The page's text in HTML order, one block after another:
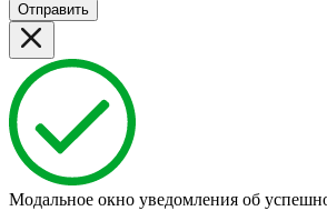
Отправить
Модальное окно уведомления об